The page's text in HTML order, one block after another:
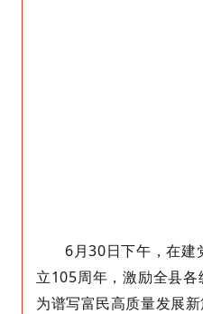
6月30日下午，在建
立105周年，激励全县
为谱写富民高质量发展